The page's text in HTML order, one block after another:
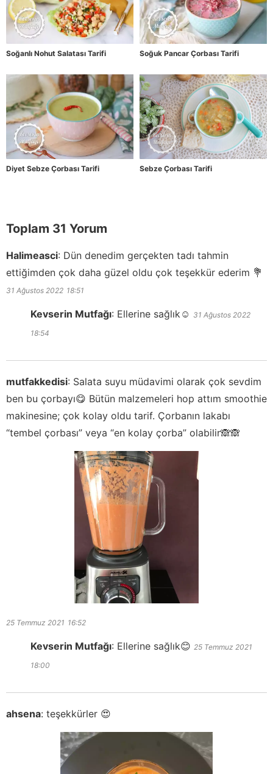
Soğanlı Nohut Salatası Tarifi Soğuk Pancar Çorbası Tarifi
Diyet Sebze Çorbası Tarifi Sebze Çorbası Tarifi
Toplam 31 Yorum
Halimeasci: Dün denedim gerçekten tadı tahmin
ettiğimden çok daha güzel oldu çok teşekkür ederim 💐
31 Ağustos 2022 18:51
Kevserin Mutfağı: Ellerine sağlık☺️ 31 Ağustos 2022
18:54
mutfakkedisi: Salata suyu müdavimi olarak çok sevdim
ben bu çorbayı😋 Bütün malzemeleri hop attım smoothie
makinesine; çok kolay oldu tarif. Çorbanın lakabı
“tembel çorbası” veya “en kolay çorba” olabilir🙈🙈
25 Temmuz 2021 16:52
Kevserin Mutfağı: Ellerine sağlık😊 25 Temmuz 2021
18:00
ahsena: teşekkürler 😍